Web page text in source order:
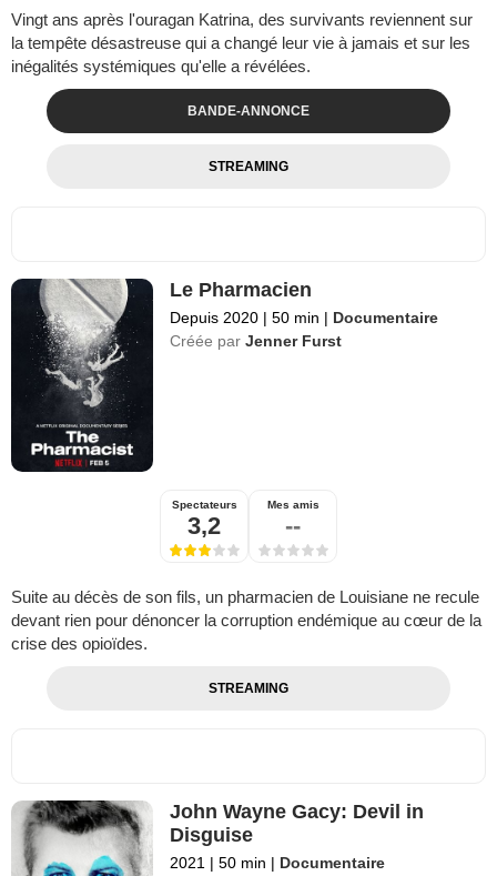
Vingt ans après l'ouragan Katrina, des survivants reviennent sur
la tempête désastreuse qui a changé leur vie à jamais et sur les
inégalités systémiques qu'elle a révélées.
BANDE-ANNONCE
STREAMING
Le Pharmacien
Depuis 2020 | 50 min | Documentaire
Créée par Jenner Furst
Spectateurs
3,2
Mes amis
--
Suite au décès de son fils, un pharmacien de Louisiane ne recule
devant rien pour dénoncer la corruption endémique au cœur de la
crise des opioïdes.
STREAMING
John Wayne Gacy: Devil in
Disguise
2021 | 50 min | Documentaire